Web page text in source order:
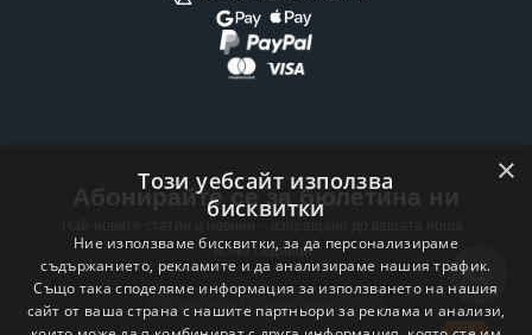
Абонирайте се за бюлетина ни
всяка седмица .
Email address
×
Този уебсайт използва
бисквитки
Ние използваме бисквитки, за да персонализираме
съдържанието, рекламите и да анализираме нашия трафик.
Също така споделяме информация за използването на нашия
сайт от ваша страна с нашите партньори за реклама и анализи,